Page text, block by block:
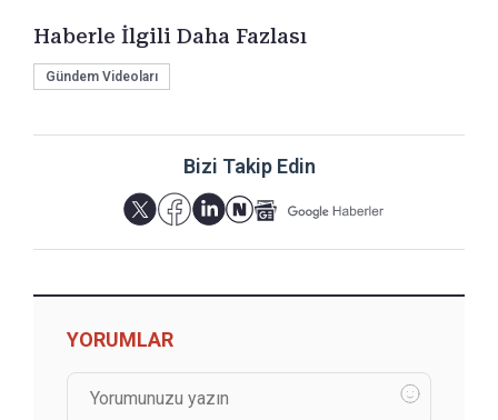
Haberle İlgili Daha Fazlası
Gündem Videoları
Bizi Takip Edin
YORUMLAR